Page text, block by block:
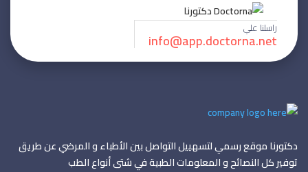
راسلنا علي
info@app.doctorna.net
دكتورنا موقع رسمي لتسهييل التواصل بين الأطباء و المرضي عن طريق
توفير كل النصائح و المعلومات الطبية في شتى أنواع الطب